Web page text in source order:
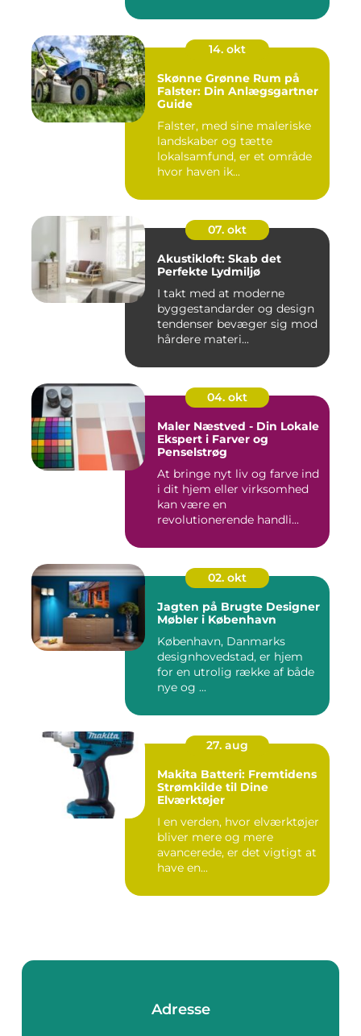
14. okt
Skønne Grønne Rum på
Falster: Din Anlægsgartner
Guide
Falster, med sine maleriske
landskaber og tætte
lokalsamfund, er et område
hvor haven ik...
07. okt
Akustikloft: Skab det
Perfekte Lydmiljø
I takt med at moderne
byggestandarder og design
tendenser bevæger sig mod
hårdere materi...
04. okt
Maler Næstved - Din Lokale
Ekspert i Farver og
Penselstrøg
At bringe nyt liv og farve ind
i dit hjem eller virksomhed
kan være en
revolutionerende handli...
02. okt
Jagten på Brugte Designer
Møbler i København
København, Danmarks
designhovedstad, er hjem
for en utrolig række af både
nye og ...
27. aug
Makita Batteri: Fremtidens
Strømkilde til Dine
Elværktøjer
I en verden, hvor elværktøjer
bliver mere og mere
avancerede, er det vigtigt at
have en...
Adresse